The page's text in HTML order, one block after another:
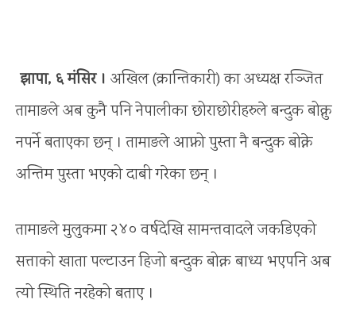
झापा, ६ मंसिर । अखिल (क्रान्तिकारी) का अध्यक्ष रञ्जित
तामाङले अब कुनै पनि नेपालीका छोराछोरीहरुले बन्दुक बोक्नु
नपर्ने बताएका छन् । तामाङले आफ्नो पुस्ता नै बन्दुक बोक्ने
अन्तिम पुस्ता भएको दाबी गरेका छन् ।
तामाङले मुलुकमा २४० वर्षदेखि सामन्तवादले जकडिएको
सत्ताको खाता पल्टाउन हिजो बन्दुक बोक्न बाध्य भएपनि अब
त्यो स्थिति नरहेको बताए ।